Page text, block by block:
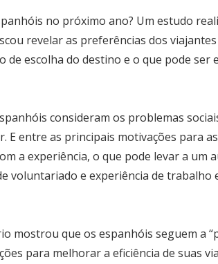
no próximo ano? Um estudo
revelar as preferências dos viajantes
escolha do destino e o que pode ser
consideram os problemas
E entre as principais motivações para
a experiência, o que pode levar a um
voluntariado e experiência de trabalho
mostrou que os espanhóis seguem a
para melhorar a eficiência de suas